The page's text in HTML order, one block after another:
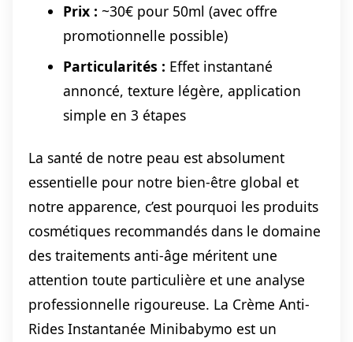
Prix : ~30€ pour 50ml (avec offre
promotionnelle possible)
Particularités : Effet instantané
annoncé, texture légère, application
simple en 3 étapes
La santé de notre peau est absolument
essentielle pour notre bien-être global et
notre apparence, c’est pourquoi les produits
cosmétiques recommandés dans le domaine
des traitements anti-âge méritent une
attention toute particulière et une analyse
professionnelle rigoureuse. La Crème Anti-
Rides Instantanée Minibabymo est un